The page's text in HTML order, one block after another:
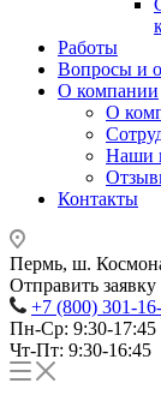
Работы
Вопросы и
О компании
О
Наши
Контакты
Пермь, ш.
Отправить заявку
+7 (800) 301-
Пн-Ср: 9:30-17:45
Чт-Пт: 9:30-16:45